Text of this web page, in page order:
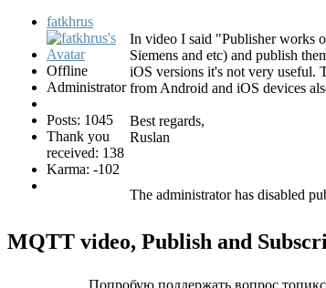
fatkhrus
Offline
Administrator
Posts: 1045
Thank you
received: 138
Karma: -102
In video I said "Publisher works
Siemens and etc) and publish
iOS versions it's not very useful.
from Android and iOS devices
Best regards,
Ruslan
The administrator has disabled
MQTT video, Publish and